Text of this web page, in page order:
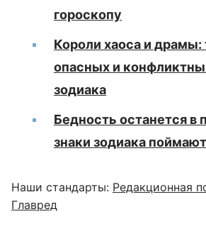
гороскопу
Короли хаоса и
опасных и
зодиака
Бедность останется в
знаки зодиака
Наши стандарты: Редакционная
Главред